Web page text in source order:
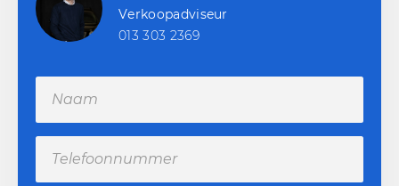
Verkoopadviseur
013 303 2369